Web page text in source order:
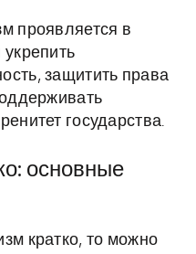
проявляется в
защитить права
государства.
основные
кратко, то можно